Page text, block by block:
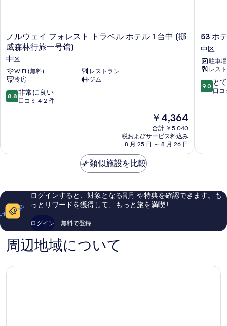
ノ
ル
ウ
ェ
イ
フ
ォ
レ
ル
1
中
(挪
林
行
一
ノルウェイ フォレスト トラベル ホテル 1 台中 (挪
威森林行旅一号馆)
中区
WiFi (無料)
レストラン
冷房
ジム
10
段
に
コ
412
件
の
口
ミ
8.8 非常に良い
口コミ 412 件
現
在
の
料
金
￥4,364
合計 ￥5,040
税およびサービス料込み
8 月 25 日 ～ 8 月 26 日
53
ホ
テ
ル
(寶
島
53
53 ホ
中区
駐車
レス
10
段
素
い、
口
9.0 と
口コ
類似施設を比較
ログインすると、対象となる割引や特典を確認できます。も
っとリワードを獲得して、もっと旅を満喫 !
ログイン 無料で登録
周辺地域について